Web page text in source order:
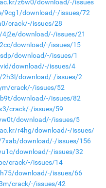
z6w0/download/-/issues
9cg1/download/-/issues/72
crack/-/issues/28
download/-/issues/21
download/-/issues/15
download/-/issues/1
download/-/issues/4
download/-/issues/2
crack/-/issues/52
download/-/issues/82
crack/-/issues/59
download/-/issues/5
r4hg/download/-/issues/
download/-/issues/156
download/-/issues/32
crack/-/issues/14
download/-/issues/66
crack/-/issues/42